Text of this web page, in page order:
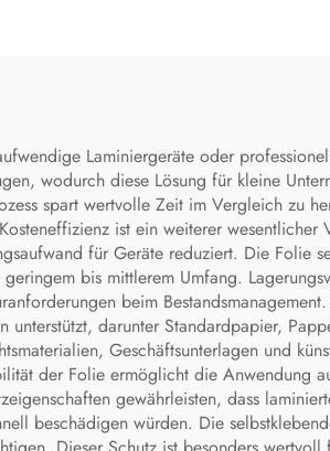
Laminiergeräte oder
wodurch diese Lösung für kleine
spart wertvolle Zeit im Vergleich zu
ist ein weiterer
für Geräte reduziert. Die Folie
bis mittlerem Umfang.
beim
darunter Standardpapier,
Geschäftsunterlagen und
der Folie ermöglicht die Anwendung
gewährleisten, dass
beschädigen würden. Die